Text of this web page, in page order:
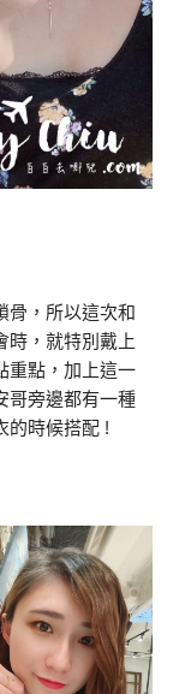
骨，所以這次和
時，就特別戴上
重點，加上這一
哥旁邊都有一種
的時候搭配 !